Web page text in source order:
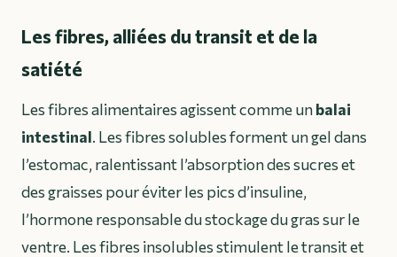
Les fibres, alliées du transit et de la
satiété
Les fibres alimentaires agissent comme unbalai
intestinal. Les fibres solubles forment un gel dans
l’estomac, ralentissant l’absorption des sucres et
des graisses pour éviter les pics d’insuline,
l’hormone responsable du stockage du gras sur le
ventre. Les fibres insolubles stimulent le transit et